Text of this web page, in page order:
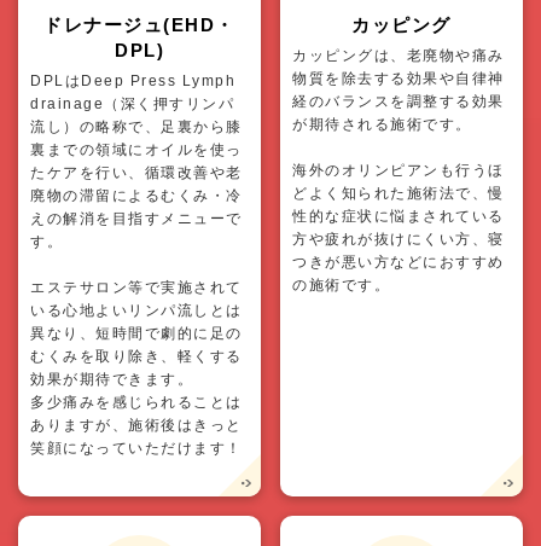
ドレナージュ(EHD・
DPL)
DPLはDeep Press Lymph
drainage（深く押すリンパ
流し）の略称で、足裏から膝
裏までの領域にオイルを使っ
たケアを行い、循環改善や老
廃物の滞留によるむくみ・冷
えの解消を目指すメニューで
す。
エステサロン等で実施されて
いる心地よいリンパ流しとは
異なり、短時間で劇的に足の
むくみを取り除き、軽くする
効果が期待できます。
多少痛みを感じられることは
ありますが、施術後はきっと
笑顔になっていただけます！
カッピング
カッピングは、老廃物や痛み
物質を除去する効果や自律神
経のバランスを調整する効果
が期待される施術です。
海外のオリンピアンも行うほ
どよく知られた施術法で、慢
性的な症状に悩まされている
方や疲れが抜けにくい方、寝
つきが悪い方などにおすすめ
の施術です。